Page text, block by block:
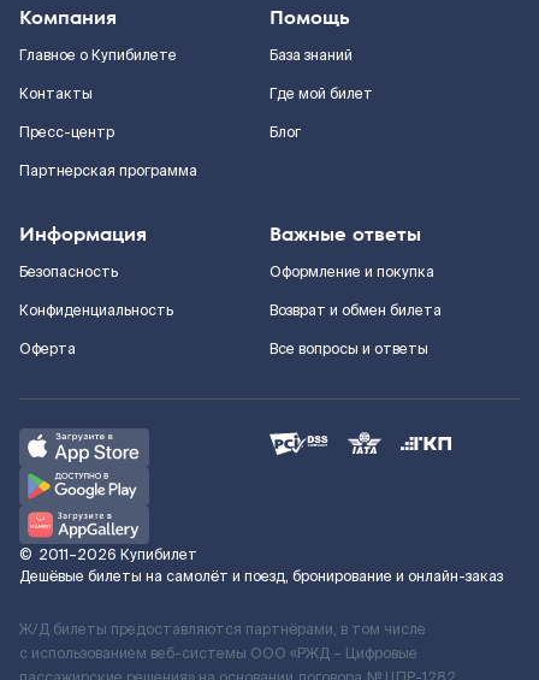
Компания
Главное о Купибилете
Контакты
Пресс-центр
Партнерская программа
Помощь
База знаний
Где мой билет
Блог
Информация
Безопасность
Конфиденциальность
Оферта
Важные ответы
Оформление и покупка
Возврат и обмен билета
Все вопросы и ответы
© 2011–2026 Купибилет
Дешёвые билеты на самолёт и поезд, бронирование и онлайн-заказ
Ж/Д билеты предоставляются партнёрами, в том числе
с использованием веб-системы ООО «РЖД – Цифровые